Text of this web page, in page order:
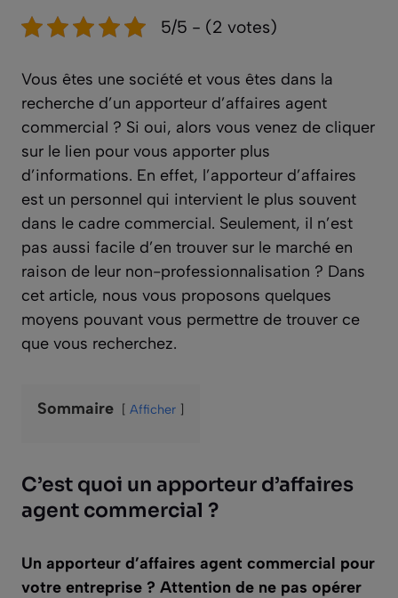
5/5 - (2 votes)
Vous êtes une société et vous êtes dans la
recherche d’un apporteur d’affaires agent
commercial ? Si oui, alors vous venez de cliquer
sur le lien pour vous apporter plus
d’informations. En effet, l’apporteur d’affaires
est un personnel qui intervient le plus souvent
dans le cadre commercial. Seulement, il n’est
pas aussi facile d’en trouver sur le marché en
raison de leur non-professionnalisation ? Dans
cet article, nous vous proposons quelques
moyens pouvant vous permettre de trouver ce
que vous recherchez.
Sommaire Afficher
C’est quoi un apporteur d’affaires
agent commercial ?
Un apporteur d’affaires agent commercial pour
votre entreprise ? Attention de ne pas opérer